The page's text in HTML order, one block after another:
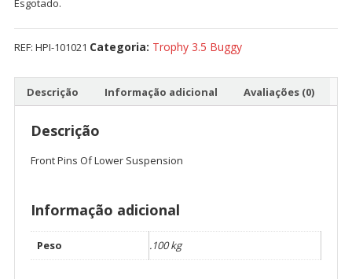
Esgotado.
REF: HPI-101021 Categoria: Trophy 3.5 Buggy
Descrição Informação adicional Avaliações (0)
Descrição
Front Pins Of Lower Suspension
Informação adicional
Peso .100 kg